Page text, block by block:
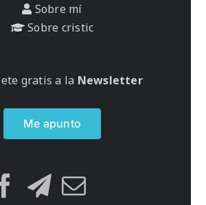
Sobre mí
Sobre cristic
gratis a la Newsletter
Me apunto